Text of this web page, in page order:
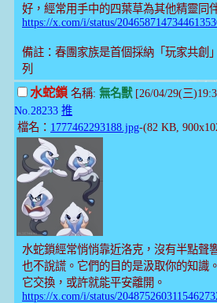
好，經常用手中的四葉草為其他精靈同
https://x.com/i/status/
備註：春團家族是首個採納「玩家共創
列
水蛇鎖 名稱: 無名獸[26/04/29(三
No.28233 推
檔名： 1777462293188.jpg-(82 KB,
水蛇鎖經常悄悄靠近洛克，沒有半點聲
也不說謊。它們的目的是汲取你的知識
它交換，或許就能平安離開。
https://x.com/i/status/